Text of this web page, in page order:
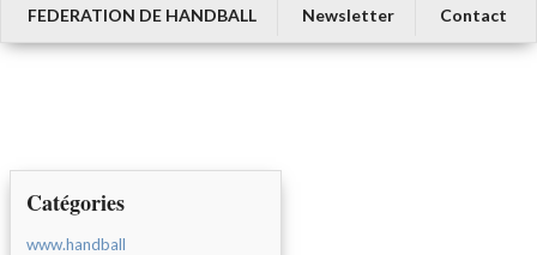
FEDERATION DE HANDBALL
Newsletter Contact
Catégories
www.handball